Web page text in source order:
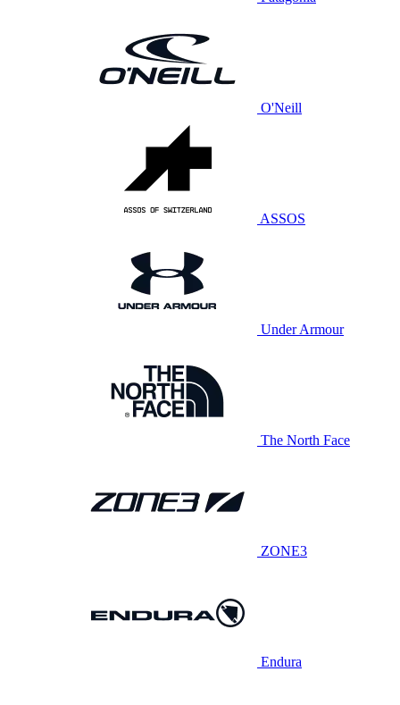
O'Neill
ASSOS
Under Armour
The North Face
ZONE3
Endura